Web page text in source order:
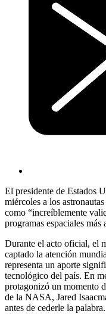
El presidente de Estados
miércoles a los
como “increíblemente
programas espaciales más
Durante el acto oficial, el
captado la atención
representa un aporte
tecnológico del país. En
protagonizó un momento
de la NASA, Jared
antes de cederle la palabra.